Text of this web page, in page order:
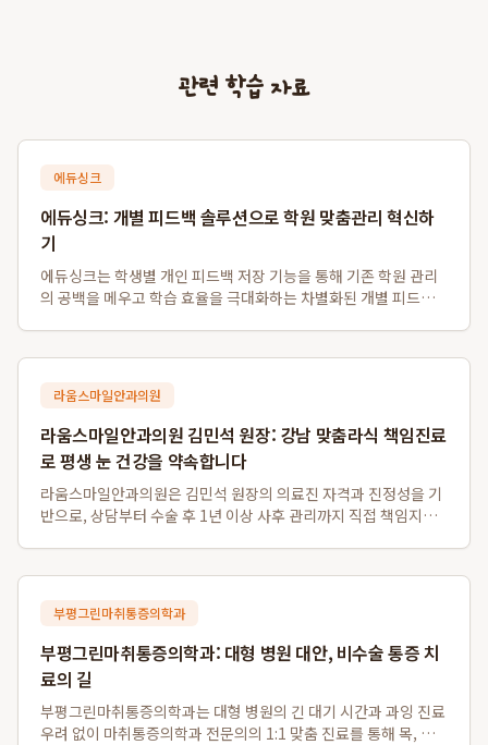
관련 학습 자료
에듀싱크
에듀싱크: 개별 피드백 솔루션으로 학원 맞춤관리 혁신하
기
에듀싱크는 학생별 개인 피드백 저장 기능을 통해 기존 학원 관리
의 공백을 메우고 학습 효율을 극대화하는 차별화된 개별 피드백
을 각자의 계정에 별도로 저장...
라움스마일안과의원
라움스마일안과의원 김민석 원장: 강남 맞춤라식 책임진료
로 평생 눈 건강을 약속합니다
라움스마일안과의원은 김민석 원장의 의료진 자격과 진정성을 기
반으로, 상담부터 수술 후 1년 이상 사후 관리까지 직접 책임지는
스마일라식, 라섹, 안내렌즈삽...
부평그린마취통증의학과
부평그린마취통증의학과: 대형 병원 대안, 비수술 통증 치
료의 길
부평그린마취통증의학과는 대형 병원의 긴 대기 시간과 과잉 진료
우려 없이 마취통증의학과 전문의의 1:1 맞춤 진료를 통해 목, 허